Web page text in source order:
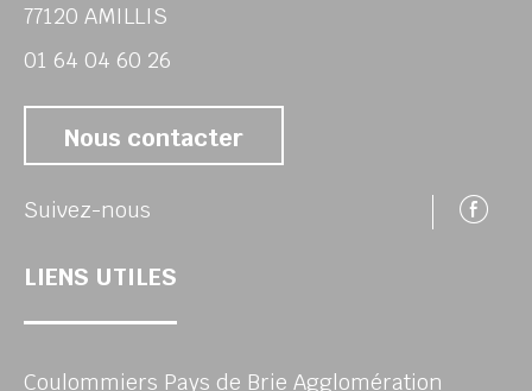
77120 AMILLIS
01 64 04 60 26
Nous contacter
Suivez-nous
LIENS UTILES
Coulommiers Pays de Brie Agglomération